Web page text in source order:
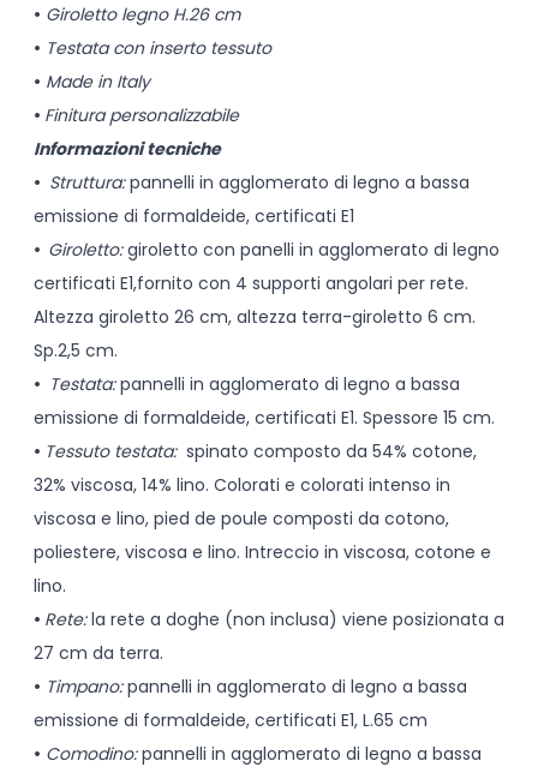
• Giroletto legno H.26 cm
• Testata con inserto tessuto
• Made in Italy
• Finitura personalizzabile
Informazioni tecniche
• Struttura:pannelli in agglomerato di legno a bassa
emissione di formaldeide, certificati E1
• Giroletto:giroletto con panelli in agglomerato di legno
certificati E1,fornito con 4 supporti angolari per rete.
Altezza giroletto 26 cm, altezza terra-giroletto 6 cm.
Sp.2,5 cm.
• Testata:pannelli in agglomerato di legno a bassa
emissione di formaldeide, certificati E1. Spessore 15 cm.
• Tessuto testata: spinato composto da 54% cotone,
32% viscosa, 14% lino. Colorati e colorati intenso in
viscosa e lino, pied de poule composti da cotono,
poliestere, viscosa e lino. Intreccio in viscosa, cotone e
lino.
• Rete:la rete a doghe (non inclusa) viene posizionata a
27 cm da terra.
• Timpano:pannelli in agglomerato di legno a bassa
emissione di formaldeide, certificati E1, L.65 cm
• Comodino:pannelli in agglomerato di legno a bassa